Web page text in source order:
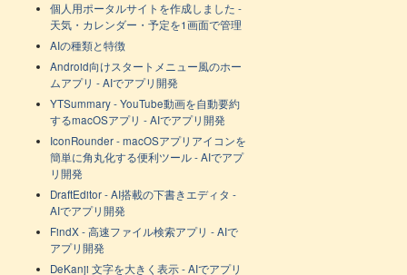
個人用ポータルサイトを作成しました -
天気・カレンダー・予定を1画面で管理
AIの種類と特徴
Android向けスタートメニュー風のホー
ムアプリ - AIでアプリ開発
YTSummary - YouTube動画を自動要約
するmacOSアプリ - AIでアプリ開発
IconRounder - macOSアプリアイコンを
簡単に角丸化する便利ツール - AIでアプ
リ開発
DraftEditor - AI搭載の下書きエディタ -
AIでアプリ開発
FindX - 高速ファイル検索アプリ - AIで
アプリ開発
DeKanji 文字を大きく表示 - AIでアプリ